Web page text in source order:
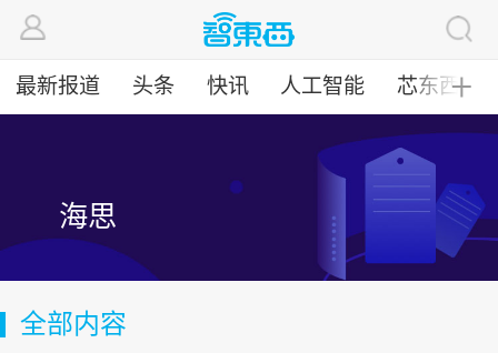
最新报道 头条 快讯 人工智能 芯东西╋
海思
全部内容